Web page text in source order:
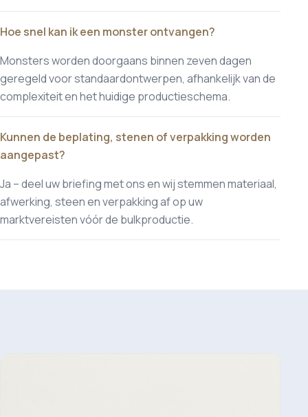
Hoe snel kan ik een monster ontvangen?
Monsters worden doorgaans binnen zeven dagen
geregeld voor standaardontwerpen, afhankelijk van de
complexiteit en het huidige productieschema.
Kunnen de beplating, stenen of verpakking worden
aangepast?
Ja – deel uw briefing met ons en wij stemmen materiaal,
afwerking, steen en verpakking af op uw
marktvereisten vóór de bulkproductie.